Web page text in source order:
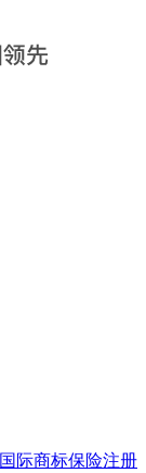
国际商标保险注册